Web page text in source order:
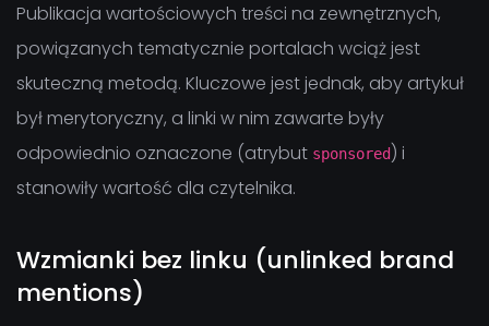
Publikacja wartościowych treści na zewnętrznych,
powiązanych tematycznie portalach wciąż jest
skuteczną metodą. Kluczowe jest jednak, aby artykuł
był merytoryczny, a linki w nim zawarte były
odpowiednio oznaczone (atrybut sponsored) i
stanowiły wartość dla czytelnika.
Wzmianki bez linku (unlinked brand
mentions)